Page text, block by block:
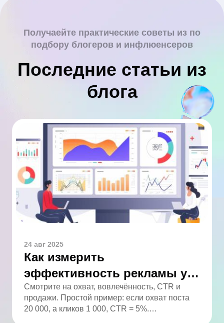
Получаейте практические советы из по
подбору блогеров и инфлюенсеров
Последние статьи из
блога
24 авг 2025
Как измерить
эффективность рекламы у
блогера: полный гайд
Смотрите на охват, вовлечённость, CTR и
продажи. Простой пример: если охват поста
20 000, а кликов 1 000, CTR = 5%.